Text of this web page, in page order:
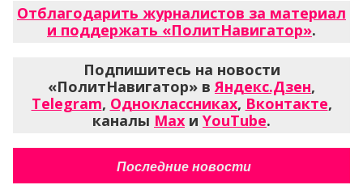
Отблагодарить журналистов за материал
и поддержать «ПолитНавигатор».
Подпишитесь на новости
«ПолитНавигатор» в Яндекс.Дзен,
Telegram, Одноклассниках, Вконтакте,
каналы Max и YouTube.
Последние новости